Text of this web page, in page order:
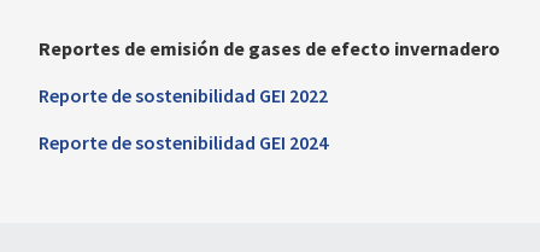
Reportes de emisión de gases de efecto invernadero
Reporte de sostenibilidad GEI 2022
Reporte de sostenibilidad GEI 2024